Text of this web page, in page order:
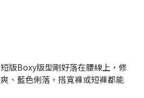
版Boxy版型剛好落在腰線上，修
、藍色俐落，搭寬褲或短褲都能